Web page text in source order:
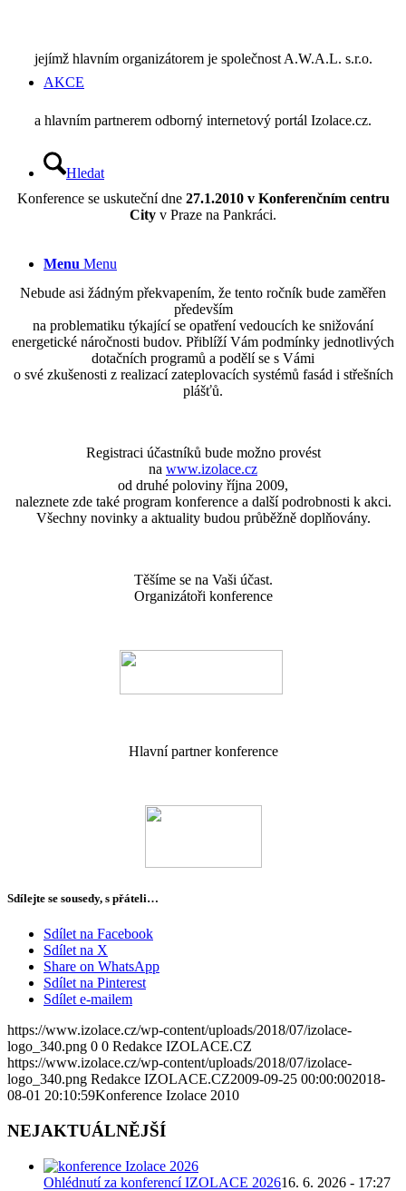
AKCE
Hledat
Menu Menu
jejímž hlavním organizátorem je společnost A.W.A.L. s.r.o.
a hlavním partnerem odborný internetový portál Izolace.cz.
Konference se uskuteční dne 27.1.2010 v Konferenčním centru
City v Praze na Pankráci.
Nebude asi žádným překvapením, že tento ročník bude zaměřen
především
na problematiku týkající se opatření vedoucích ke snižování
energetické náročnosti budov. Přiblíží Vám podmínky jednotlivých
dotačních programů a podělí se s Vámi
o své zkušenosti z realizací zateplovacích systémů fasád i střešních
plášťů.
Registraci účastníků bude možno provést
na www.izolace.cz
od druhé poloviny října 2009,
naleznete zde také program konference a další podrobnosti k akci.
Všechny novinky a aktuality budou průběžně doplňovány.
Těšíme se na Vaši účast.
Organizátoři konference
Hlavní partner konference
Sdílejte se sousedy, s přáteli…
Sdílet na Facebook
Sdílet na X
Share on WhatsApp
Sdílet na Pinterest
Sdílet e-mailem
https://www.izolace.cz/wp-content/uploads/2018/07/izolace-
logo_340.png 0 0 Redakce IZOLACE.CZ
https://www.izolace.cz/wp-content/uploads/2018/07/izolace-
logo_340.png Redakce IZOLACE.CZ2009-09-25 00:00:002018-
08-01 20:10:59Konference Izolace 2010
NEJAKTUÁLNĚJŠÍ
Ohlédnutí za konferencí IZOLACE 202616. 6. 2026 - 17:27